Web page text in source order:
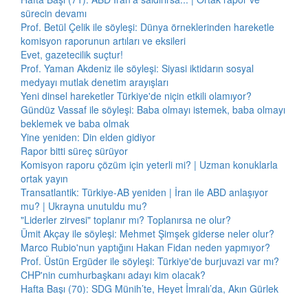
sürecin devamı
Prof. Betül Çelik ile söyleşi: Dünya örneklerinden hareketle
komisyon raporunun artıları ve eksileri
Evet, gazetecilik suçtur!
Prof. Yaman Akdeniz ile söyleşi: Siyasi iktidarın sosyal
medyayı mutlak denetim arayışları
Yeni dinsel hareketler Türkiye'de niçin etkili olamıyor?
Gündüz Vassaf ile söyleşi: Baba olmayı istemek, baba olmayı
beklemek ve baba olmak
Yine yeniden: Din elden gidiyor
Rapor bitti süreç sürüyor
Komisyon raporu çözüm için yeterli mi? | Uzman konuklarla
ortak yayın
Transatlantik: Türkiye-AB yeniden | İran ile ABD anlaşıyor
mu? | Ukrayna unutuldu mu?
"Liderler zirvesi" toplanır mı? Toplanırsa ne olur?
Ümit Akçay ile söyleşi: Mehmet Şimşek giderse neler olur?
Marco Rubio'nun yaptığını Hakan Fidan neden yapmıyor?
Prof. Üstün Ergüder ile söyleşi: Türkiye'de burjuvazi var mı?
CHP'nin cumhurbaşkanı adayı kim olacak?
Hafta Başı (70): SDG Münih’te, Heyet İmralı’da, Akın Gürlek